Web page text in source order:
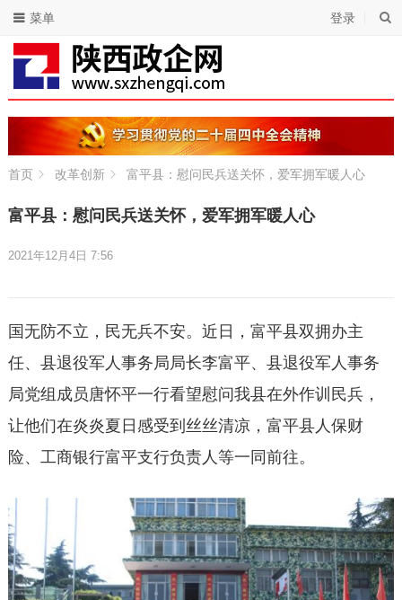
登录
菜单
首页 改革创新 富平县：慰问民兵送关怀，爱军拥军暖人心
富平县：慰问民兵送关怀，爱军拥军暖人心
2021年12月4日 7:56
国无防不立，民无兵不安。近日，富平县双拥办主
任、县退役军人事务局局长李富平、县退役军人事务
局党组成员唐怀平一行看望慰问我县在外作训民兵，
让他们在炎炎夏日感受到丝丝清凉，富平县人保财
险、工商银行富平支行负责人等一同前往。